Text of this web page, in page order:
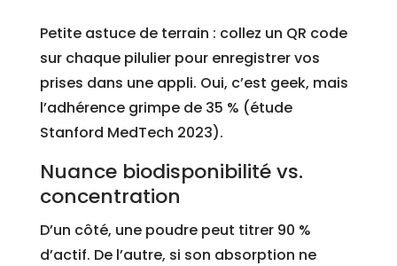
Petite astuce de terrain : collez un QR code
sur chaque pilulier pour enregistrer vos
prises dans une appli. Oui, c’est geek, mais
l’adhérence grimpe de 35 % (étude
Stanford MedTech 2023).
Nuance biodisponibilité vs.
concentration
D’un côté, une poudre peut titrer 90 %
d’actif. De l’autre, si son absorption ne